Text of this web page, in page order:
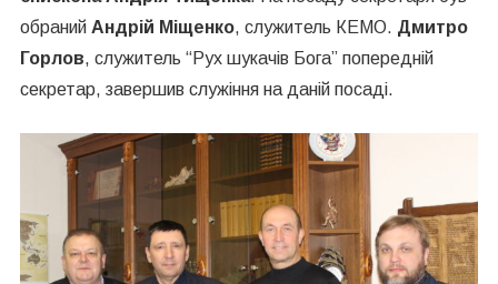
обраний Андрій Міщенко, служитель КЕМО. Дмитро
Горлов, служитель “Рух шукачів Бога” попередній
секретар, завершив служіння на даній посаді.